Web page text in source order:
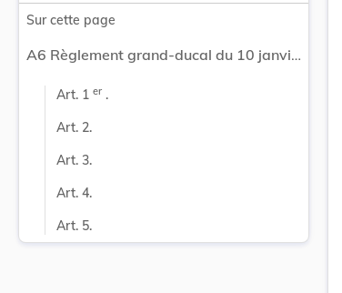
Sur cette page
A6 Règlement grand-ducal du 10 janvier 1995 portant création d'une Carte de Presse pour stagiaires.
Art. 1 er .
Art. 2.
Art. 3.
Art. 4.
Art. 5.